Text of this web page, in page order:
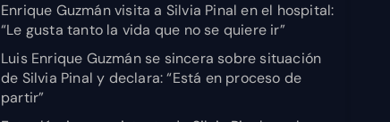
Enrique Guzmán visita a Silvia Pinal en el hospital:
“Le gusta tanto la vida que no se quiere ir”
Luis Enrique Guzmán se sincera sobre situación
de Silvia Pinal y declara: “Está en proceso de
partir”